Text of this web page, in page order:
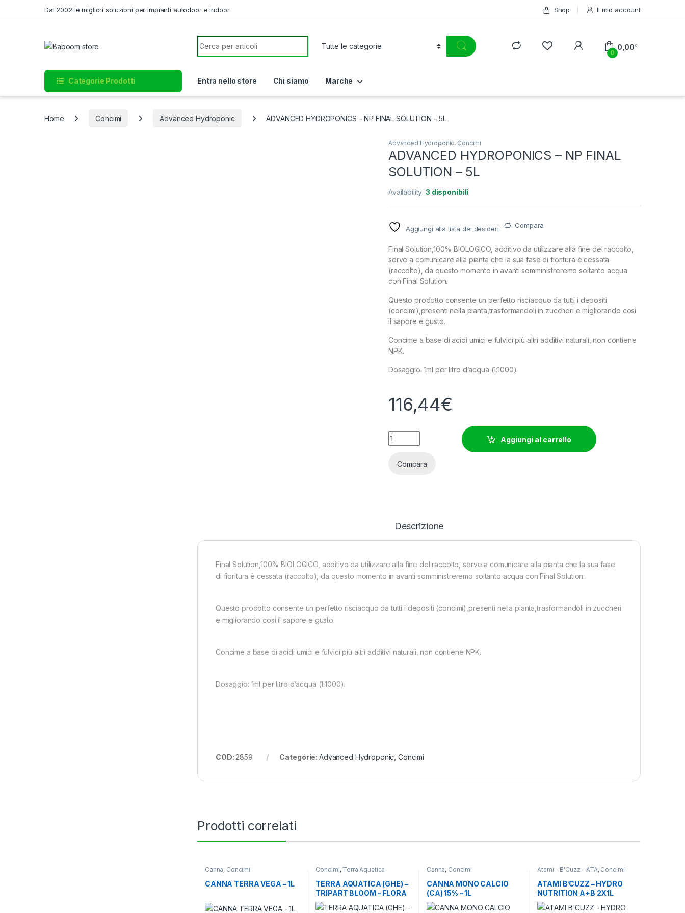
Dal 2002 le migliori soluzioni per impianti autodoor e indoor Shop Il mio account
Search for:
0
0,00€
Categorie Prodotti Entra nello store Chi siamo Marche
Home Concimi Advanced Hydroponic ADVANCED HYDROPONICS – NP FINAL SOLUTION – 5L
Advanced Hydroponic, Concimi
ADVANCED HYDROPONICS – NP FINAL
SOLUTION – 5L
Availability:3 disponibili
Aggiungi alla lista dei desideri Compara
Final Solution,100% BIOLOGICO, additivo da utilizzare alla fine del raccolto,
serve a comunicare alla pianta che la sua fase di fioritura è cessata
(raccolto), da questo momento in avanti somministreremo soltanto acqua
con Final Solution.
Questo prodotto consente un perfetto risciacquo da tutti i depositi
(concimi),presenti nella pianta,trasformandoli in zuccheri e migliorando cosi
il sapore e gusto.
Concime a base di acidi umici e fulvici più altri additivi naturali, non contiene
NPK.
Dosaggio: 1ml per litro d’acqua (1:1000).
116,44€
ADVANCED HYDROPONICS - NP FINAL SOLUTION - 5L quantity
Aggiungi al carrello
Compara
Descrizione
Final Solution,100% BIOLOGICO, additivo da utilizzare alla fine del raccolto, serve a comunicare alla pianta che la sua fase
di fioritura è cessata (raccolto), da questo momento in avanti somministreremo soltanto acqua con Final Solution.
Questo prodotto consente un perfetto risciacquo da tutti i depositi (concimi),presenti nella pianta,trasformandoli in zuccheri
e migliorando cosi il sapore e gusto.
Concime a base di acidi umici e fulvici più altri additivi naturali, non contiene NPK.
Dosaggio: 1ml per litro d’acqua (1:1000).
COD: 2859 Categorie: Advanced Hydroponic ,Concimi
Prodotti correlati
Canna, Concimi
CANNA TERRA VEGA – 1L
Concimi, Terra Aquatica
TERRA AQUATICA (GHE) –
TRIPART BLOOM – FLORA
BLOOM – 1L
Canna, Concimi
CANNA MONO CALCIO
(CA) 15% – 1L
Atami - B'Cuzz - ATA, Concimi
ATAMI B’CUZZ – HYDRO
NUTRITION A+B 2X1L